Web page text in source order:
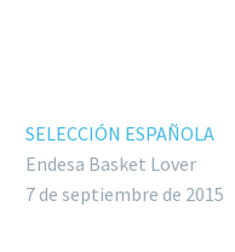
SELECCIÓN ESPAÑOLA
Endesa Basket Lover
7 de septiembre de 2015